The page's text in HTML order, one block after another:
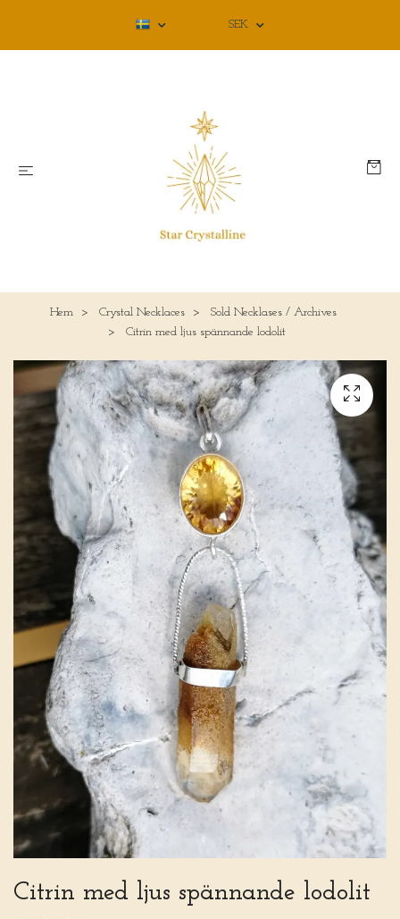
SEK
Hem Crystal Necklaces
Sold Necklases / Archives
Citrin med ljus spännande lodolit
Citrin med ljus spännande lodolit